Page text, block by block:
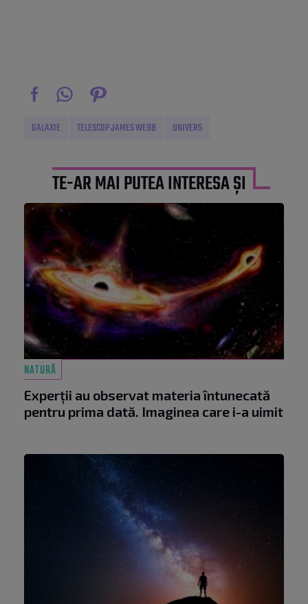
GALAXIE TELESCOP JAMES WEBB UNIVERS
TE-AR MAI PUTEA INTERESA ȘI
NATURĂ
Experții au observat materia întunecată
pentru prima dată. Imaginea care i-a uimit